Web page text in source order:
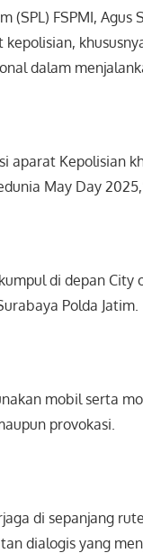
(SPL) FSPMI,
dalam
aparat Kepolisian
May Day
di depan City
Polda Jatim.
mobil serta
provokasi.
di sepanjang
dialogis yang